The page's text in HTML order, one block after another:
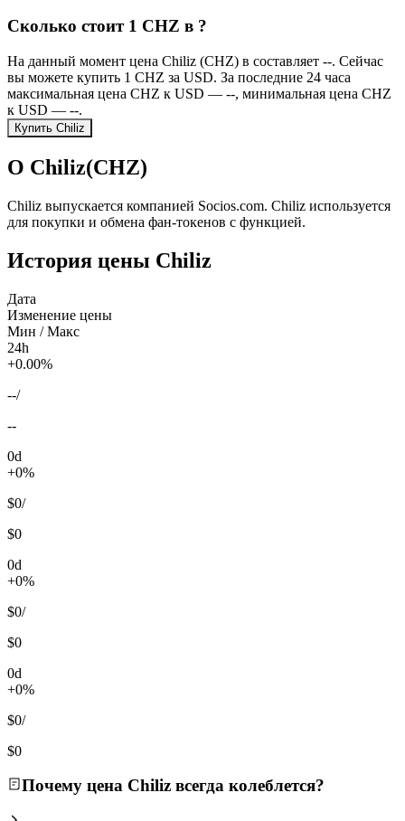
Сколько стоит 1 CHZ в ?
На данный момент цена Chiliz (CHZ) в составляет --. Сейчас
вы можете купить 1 CHZ за USD. За последние 24 часа
максимальная цена CHZ к USD — --, минимальная цена CHZ
к USD — --.
Купить Chiliz
О Chiliz(CHZ)
Chiliz выпускается компанией Socios.com. Chiliz используется
для покупки и обмена фан-токенов с функцией.
История цены Chiliz
Дата
Изменение цены
Мин / Макс
24h
+0.00%
--/
--
0d
+0%
$0/
$0
0d
+0%
$0/
$0
0d
+0%
$0/
$0
Почему цена Chiliz всегда колеблется?